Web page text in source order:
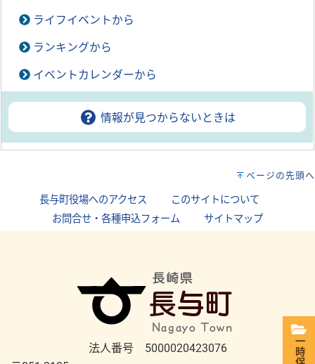
ライフイベントから
ランキングから
イベントカレンダーから
情報が見つからないときは
ページの先頭へ
長与町役場へのアクセス このサイトについて
お問合せ・各種申込フォーム
サイトマップ
法人番号 5000020423076